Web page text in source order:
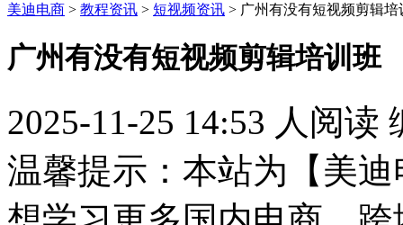
美迪电商 > 教程资讯 > 短视频资讯 > 广州有没有短视频剪辑培
广州有没有短视频剪辑培训班
2025-11-25 14:53 人阅读
温馨提示：本站为【美